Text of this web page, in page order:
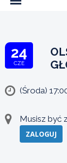
24
CZE
(Środa)
Musisz być
ZALOGUJ